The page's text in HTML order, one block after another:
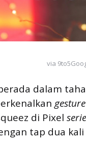
via
dalam
gesture
di Pixel
tap dua